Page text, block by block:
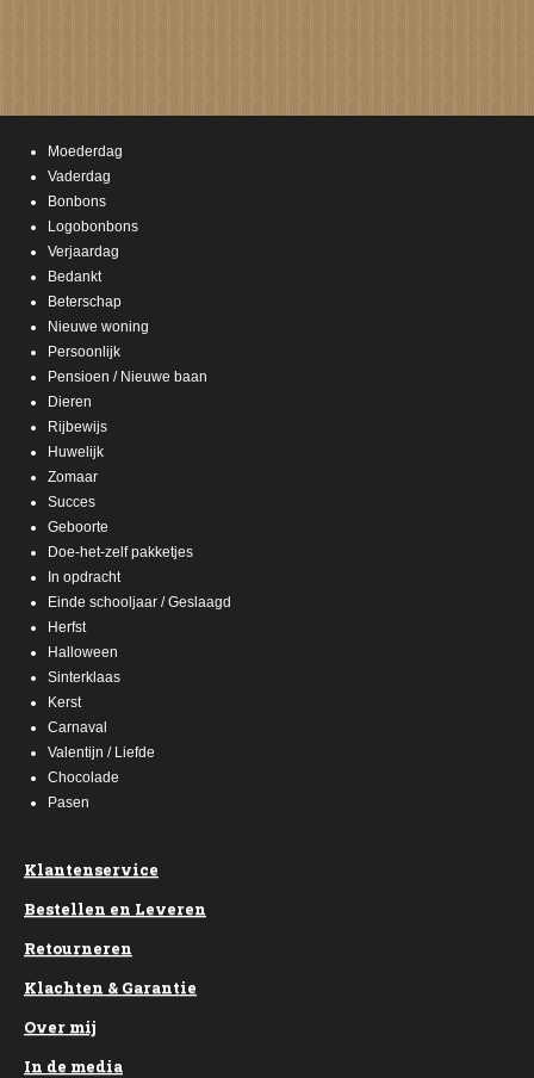
Moederdag
Vaderdag
Bonbons
Logobonbons
Verjaardag
Bedankt
Beterschap
Nieuwe woning
Persoonlijk
Pensioen / Nieuwe baan
Dieren
Rijbewijs
Huwelijk
Zomaar
Succes
Geboorte
Doe-het-zelf pakketjes
In opdracht
Einde schooljaar / Geslaagd
Herfst
Halloween
Sinterklaas
Kerst
Carnaval
Valentijn / Liefde
Chocolade
Pasen
Klantenservice
Bestellen en Leveren
Retourneren
Klachten & Garantie
Over mij
In de media